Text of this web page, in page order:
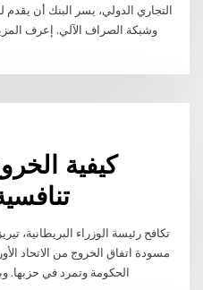
التجاري الدولي، يسر البنك أن
وشبكة الصراف الآلي. إعرف
كيفية
تكافح رئيسة الوزراء البريطانية،
مسودة اتفاق الخروج من الاتحاد
الحكومة وتمرد في حزبها.